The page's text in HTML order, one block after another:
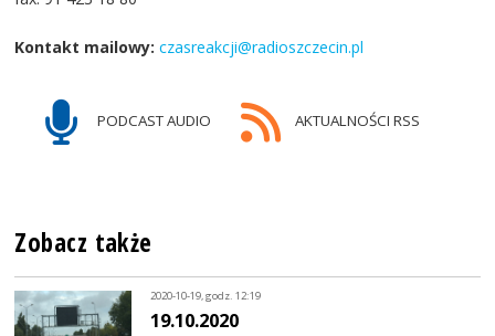
Kontakt mailowy: czasreakcji@radioszczecin.pl
PODCAST AUDIO AKTUALNOŚCI RSS
Zobacz także
2020-10-19, godz. 12:19
19.10.2020